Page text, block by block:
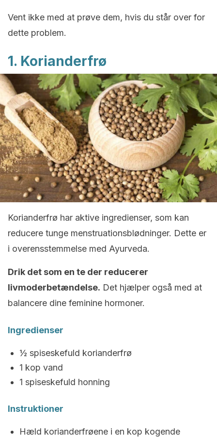
Vent ikke med at prøve dem, hvis du står over for
dette problem.
1. Korianderfrø
Korianderfrø har aktive ingredienser, som kan
reducere tunge menstruationsblødninger. Dette er
i overensstemmelse med Ayurveda.
Drik det som en te der reducerer
livmoderbetændelse. Det hjælper også med at
balancere dine feminine hormoner.
Ingredienser
½ spiseskefuld korianderfrø
1 kop vand
1 spiseskefuld honning
Instruktioner
Hæld korianderfrøene i en kop kogende